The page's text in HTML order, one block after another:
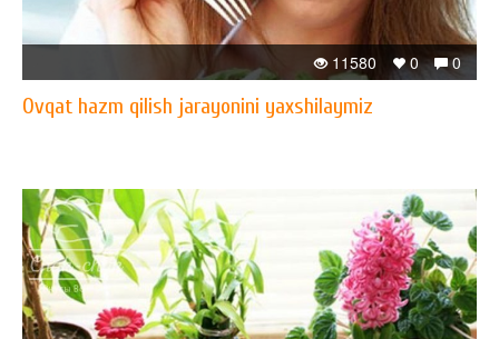
0
0
11580
Ovqat hazm qilish jarayonini yaxshilaymiz